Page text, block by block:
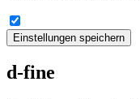
Einstellungen speichern
d-fine